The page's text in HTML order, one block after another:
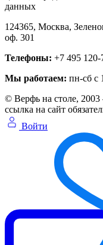
данных
124365, Москва,
оф. 301
Телефоны: +7 495
Мы работаем: пн-сб с
© Верфь на столе,
ссылка на сайт
Войти